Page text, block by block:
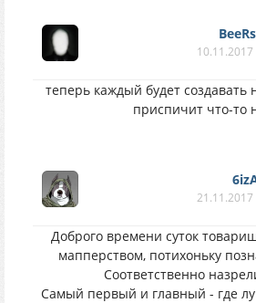
10.11.2017
теперь каждый будет создавать
приспичит что-то
21.11.2017
Доброго времени суток
мапперством, потихоньку
Соответственно
Самый первый и главный - где